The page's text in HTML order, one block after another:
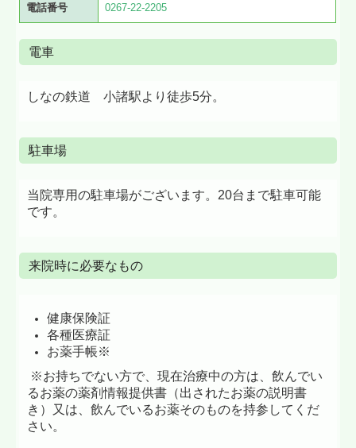
電話番号 0267-22-2205
電車
しなの鉄道 小諸駅より徒歩5分。
駐車場
当院専用の駐車場がございます。20台まで駐車可能
です。
来院時に必要なもの
健康保険証
各種医療証
お薬手帳※
※お持ちでない方で、現在治療中の方は、飲んでい
るお薬の薬剤情報提供書（出されたお薬の説明書
き）又は、飲んでいるお薬そのものを持参してくだ
さい。